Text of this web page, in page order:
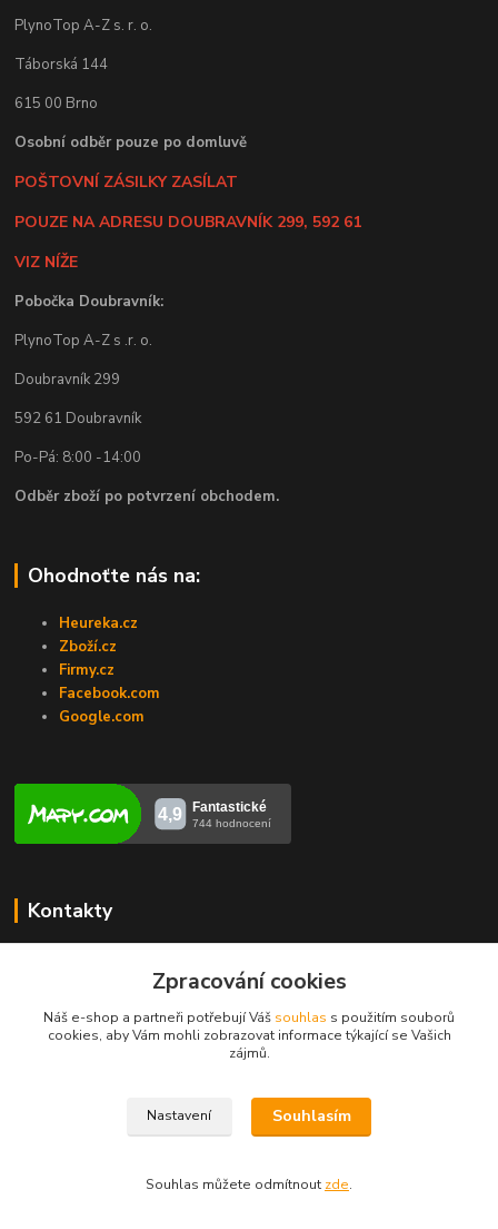
PlynoTop A-Z s. r. o.
Táborská 144
615 00 Brno
Osobní odběr pouze po domluvě
POŠTOVNÍ ZÁSILKY ZASÍLAT
POUZE NA ADRESU DOUBRAVNÍK 299, 592 61
VIZ NÍŽE
Pobočka Doubravník:
PlynoTop A-Z s .r. o.
Doubravník 299
592 61 Doubravník
Po-Pá: 8:00 -14:00
Odběr zboží po potvrzení obchodem.
Ohodnoťte nás na:
Heureka.cz
Zboží.cz
Firmy.cz
Facebook.com
Google.com
Kontakty
+420731448913
info@opravakotlu.cz
Zpracování cookies
Náš e-shop a partneři potřebují Váš souhlas s použitím souborů
cookies, aby Vám mohli zobrazovat informace týkající se Vašich
zájmů.
Nastavení Souhlasím
Souhlas můžete odmítnout zde.